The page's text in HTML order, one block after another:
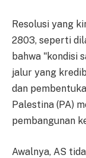
Resolusi yang
2803, seperti
bahwa "kondisi
jalur yang
dan
Palestina (PA)
pembangunan
Awalnya, AS